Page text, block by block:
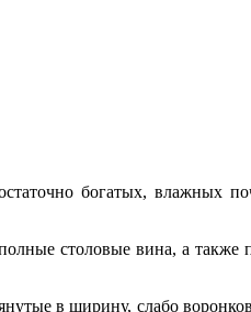
богатых, влажных
столовые вина, а также
в ширину, слабо